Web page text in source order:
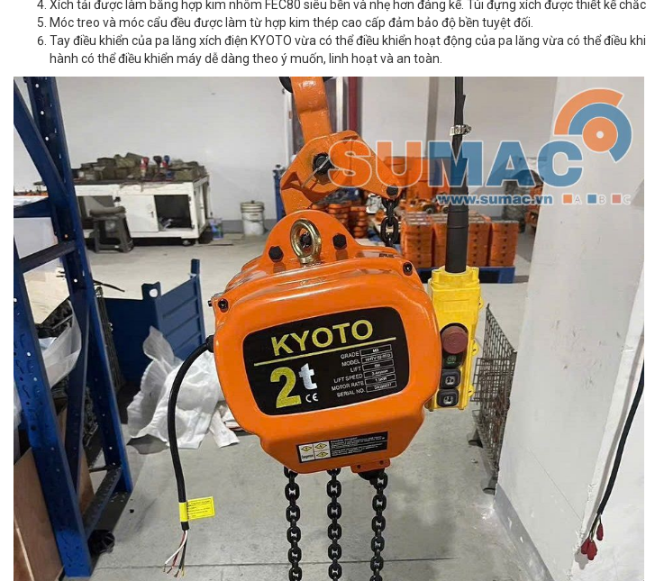
Xích tải được làm bằng hợp kim nhôm FEC80 siêu bền và nhẹ hơn đáng kể. Túi đựng xích được thiết kế
Móc treo và móc cẩu đều được làm từ hợp kim thép cao cấp đảm bảo độ bền tuyệt đối.
Tay điều khiển của pa lăng xích điện KYOTO vừa có thể điều khiển hoạt động của pa lăng vừa có thể điều
hành có thể điều khiển máy dễ dàng theo ý muốn, linh hoạt và an toàn.